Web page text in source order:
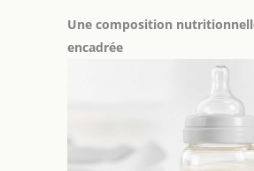
Une composition
encadrée